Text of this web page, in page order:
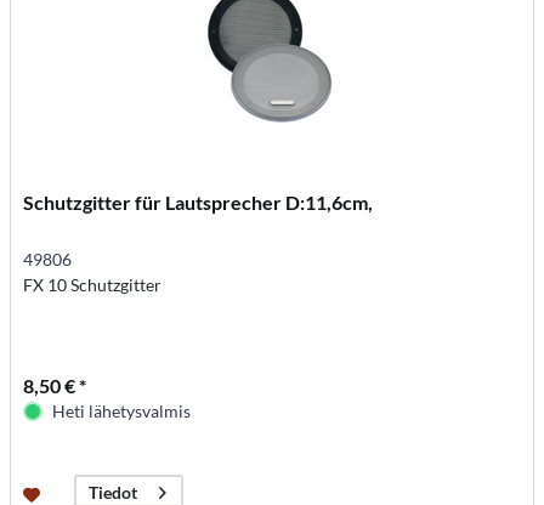
Schutzgitter für Lautsprecher D:11,6cm,
49806
FX 10 Schutzgitter
8,50 € *
Heti lähetysvalmis
Tiedot